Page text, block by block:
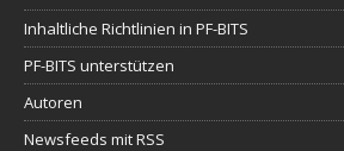
Inhaltliche Richtlinien in PF-BITS
PF-BITS unterstützen
Autoren
Newsfeeds mit RSS